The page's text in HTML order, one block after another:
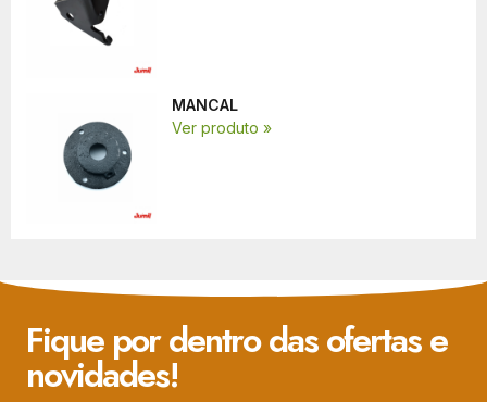
MANCAL
Ver produto »
Fique por dentro das ofertas e
novidades!